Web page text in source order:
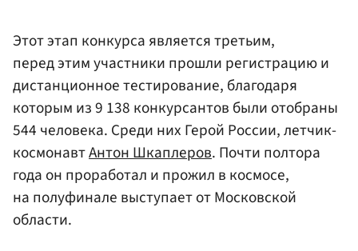
Этот этап конкурса является третьим,
перед этим участники прошли регистрацию и
дистанционное тестирование, благодаря
которым из 9 138 конкурсантов были отобраны
544 человека. Среди них Герой России, летчик-
космонавтАнтон Шкаплеров. Почти полтора
года он проработал и прожил в космосе,
на полуфинале выступает от Московской
области.